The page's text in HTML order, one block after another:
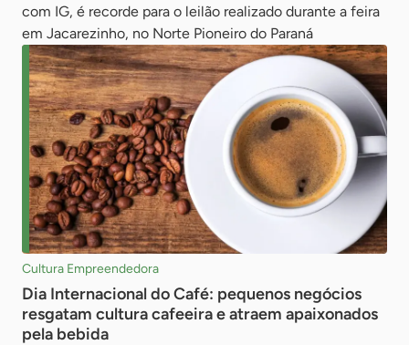
com IG, é recorde para o leilão realizado durante a feira
em Jacarezinho, no Norte Pioneiro do Paraná
Cultura Empreendedora
Dia Internacional do Café: pequenos negócios
resgatam cultura cafeeira e atraem apaixonados
pela bebida